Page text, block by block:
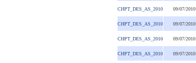
CHPT_DES_AS_2010 09/07/2010
CHPT_DES_AS_2010 09/07/2010
CHPT_DES_AS_2010 09/07/2010
CHPT_DES_AS_2010 09/07/2010